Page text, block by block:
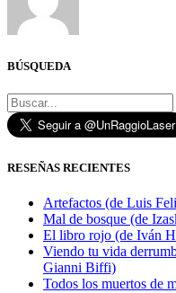
BÚSQUEDA
RESEÑAS RECIENTES
Artefactos (de Luis
Mal de bosque (de
El libro rojo (de Iván
Viendo tu vida
Gianni Biffi)
Todos los muertos de